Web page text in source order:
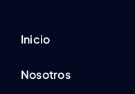
Inicio
Nosotros